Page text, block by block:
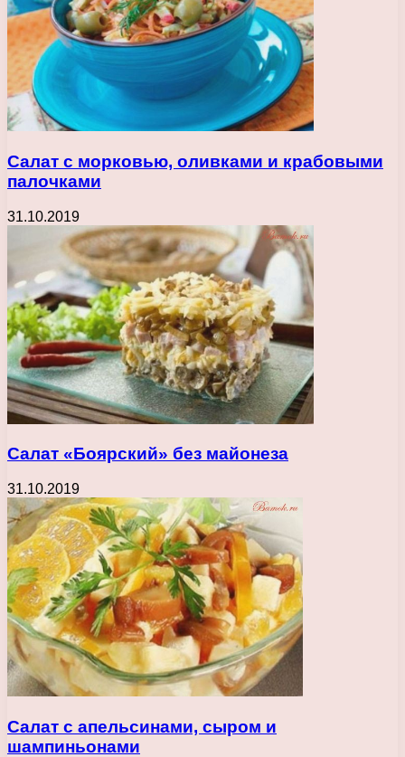
Салат с морковью, оливками и крабовыми
палочками
31.10.2019
Салат «Боярский» без майонеза
31.10.2019
Салат с апельсинами, сыром и
шампиньонами